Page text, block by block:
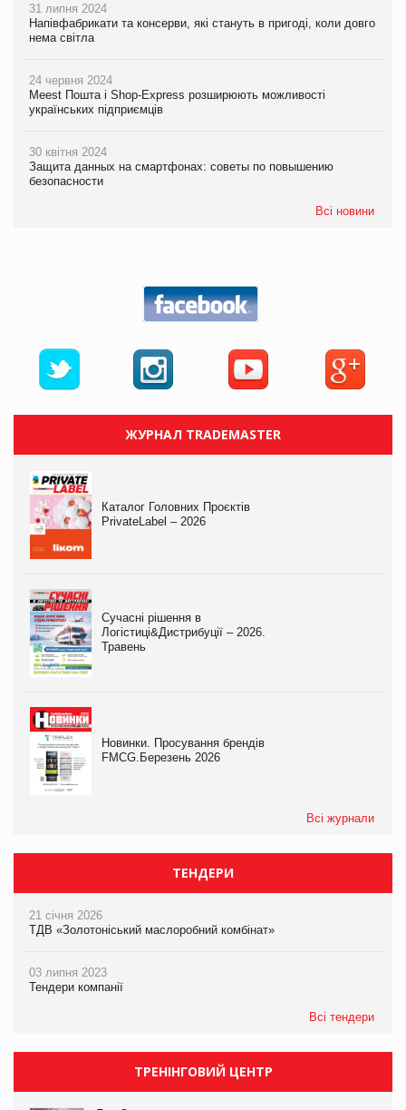
31 липня 2024
Напівфабрикати та консерви, які стануть в пригоді, коли довго
нема світла
24 червня 2024
Meest Пошта і Shop-Express розширюють можливості
українських підприємців
30 квітня 2024
Защита данных на смартфонах: советы по повышению
безопасности
Всі новини
ЖУРНАЛ TRADEMASTER
Каталог Головних Проєктів
PrivateLabel – 2026
Сучасні рішення в
Логістиці&Дистрибуції – 2026.
Травень
Новинки. Просування брендів
FMCG.Березень 2026
Всі журнали
ТЕНДЕРИ
21 січня 2026
ТДВ «Золотоніський маслоробний комбінат»
03 липня 2023
Тендери компанії
Всі тендери
ТРЕНІНГОВИЙ ЦЕНТР